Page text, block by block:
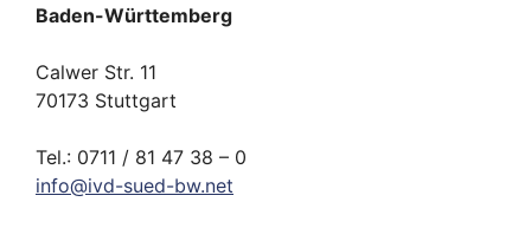
Baden-Württemberg
Calwer Str. 11
70173 Stuttgart
Tel.: 0711 / 81 47 38 – 0
info@ivd-sued-bw.net